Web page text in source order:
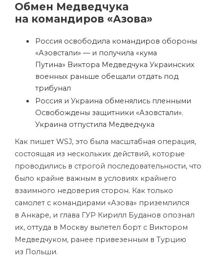
Обмен Медведчука
на командиров «Азова»
Россия освободила командиров обороны
«Азовстали» — и получила «кума
Путина» Виктора Медведчука Украинских
военных раньше обещали отдать под
трибунал
Россия и Украина обменялись пленными
Освобождены защитники «Азовстали».
Украина отпустила Медведчука
Как пишет WSJ, это была масштабная операция,
состоящая из нескольких действий, которые
проводились в строгой последовательности, что
было крайне важным в условиях крайнего
взаимного недоверия сторон. Как только
самолет с командирами «Азова» приземлился
в Анкаре, и глава ГУР Кирилл Буданов опознал
их, оттуда в Москву вылетел борт с Виктором
Медведчуком, ранее привезенным в Турцию
из Польши.